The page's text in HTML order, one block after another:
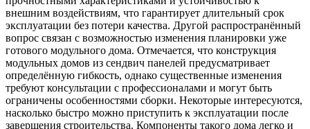
внешним воздействиям, что гарантирует длительный срок
эксплуатации без потери качества. Другой распространённый
вопрос связан с возможностью изменения планировки уже
готового модульного дома. Отмечается, что конструкция
модульных домов из сендвич панелей предусматривает
определённую гибкость, однако существенные изменения
требуют консультации с профессионалами и могут быть
ограничены особенностями сборки. Некоторые интересуются,
насколько быстро можно приступить к эксплуатации после
завершения строительства. Компоненты такого дома легко и